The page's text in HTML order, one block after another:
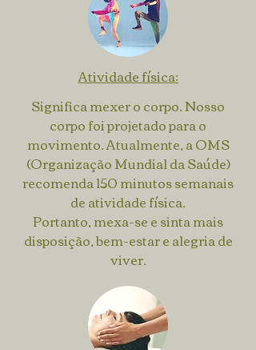
Atividade física:
Significa mexer o corpo. Nosso
corpo foi projetado para o
movimento. Atualmente, a OMS
(Organização Mundial da Saúde)
recomenda 150 minutos semanais
de atividade física.
Portanto, mexa-se e sinta mais
disposição, bem-estar e alegria de
viver.